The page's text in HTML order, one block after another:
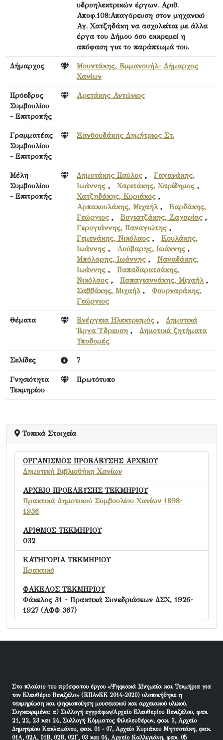
υδροηλεκτρικών έργων. Αριθ.
Αποφ.108:Απαγόρευση στον μηχανικό
Αγ. Χατζηδάκη να ασχολείται με άλλα
έργα του Δήμου όσο εκκρεμεί η
απόφαση για το παράπτωμά του.
Δήμαρχος
Μουντάκης, Εμμανουήλ- Δήμαρχος
Χανίων
Πρόεδρος
Συμβουλίου
- Επιτροπής
Αρετάκης Αντώνιος
Γραμματέας
Συμβουλίου
- Επιτροπής
Ξανθουδάκης Δημήτριος Στ.
Μέλη
Συμβουλίου
- Επιτροπής
Δημοτάκης Παύλος , Γαγανάκης,
Ιωάννης ,Χαριτάκης, Χαρίδημος ,
Χατζηδάκης, Κυριάκος ,
Αρπακουλάκης, Μιχαήλ, Βαρδάκης,
Γεώργιος , Βογιατζάκης, Ζαχαρίας ,
Γερογιάννης, Παναγιώτης ,
Γεμενάκης, Νικόλαος , Κουλάκης,
Ιωάννης , Λούβαρης, Ιωάννης ,
Μπόλαρης, Ιωάννης , Ναναδάκης,
Ιωάννης , Παπαδαρατσάκης,
Νικόλαος , Παπαγιαννάκης, Μιχαήλ,
Σαββάκης, Μιχαήλ, Φουρναράκης,
Γεώργιος
Θέματα Ενέργεια Ηλεκτρισμός , Δημοτικά
Έργα Ύδρευση , Δημοτικά ζητήματα
Υποδομές
Σελίδες 7
Γνησιότητα
Τεκμηρίου
Πρωτότυπο
Τοπικά Στοιχεία
ΟΡΓΑΝΙΣΜΟΣ ΠΡΟΕΛΕΥΣΗΣ ΑΡΧΕΙΟΥ
Δημοτική Βιβλιοθήκη Χανίων
ΑΡΧΕΙΟ ΠΡΟΕΛΕΥΣΗΣ ΤΕΚΜΗΡΙΟΥ
Πρακτικά Δημοτικού Συμβουλίου Χανίων 1898-
1936
ΑΡΙΘΜΟΣ ΤΕΚΜΗΡΙΟΥ
032
ΚΑΤΗΓΟΡΙΑ ΤΕΚΜΗΡΙΟΥ
Πρακτικό
ΦΑΚΕΛΟΣ ΤΕΚΜΗΡΙΟΥ
Φάκελος 31 - Πρακτικά Συνεδριάσεων ΔΣΧ, 1926-
1927 (ΑΦΦ 367)
Στο πλαίσιο του πρόσφατου έργου «Ψηφιακά Μνημεία και Τεκμήρια για
τον Ελευθέριο Βενιζέλο» (ΕΠΑνΕΚ 2014-2020) υλοποιήθηκε η
τεκμηρίωση και ψηφιοποίηση μουσειακού και αρχειακού υλικού.
Συγκεκριμένα: α) Συλλογή εγγράφων/Αρχείο Ελευθερίου Βενιζέλου, φακ.
21, 22, 23 και 24, Συλλογή Κόμματος Φιλελευθέρων, φακ. 3, Αρχείο
Δημητρίου Κακλαμάνου, φακ. 01 - 07, Αρχείο Κυριάκου Μητσοτάκη, φακ.
01Α, 02Α, 01Β, 02Β, 02Γ, 03 και 04, Αρχείο Καλλιγιάνη, φακ. 05